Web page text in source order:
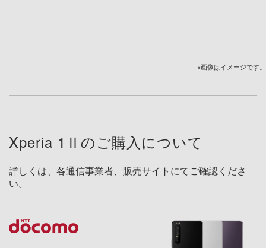
※画像はイメージです。
Xperia 1Ⅱのご購入について
詳しくは、各通信事業者、販売サイトにてご確認くださ
い。